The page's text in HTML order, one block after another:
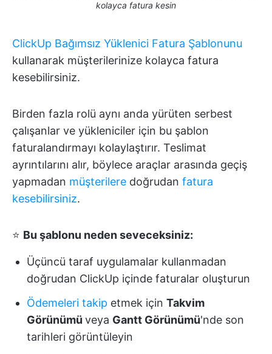
kolayca fatura kesin
ClickUp Bağımsız Yüklenici Fatura Şablonunu
kullanarak müşterilerinize kolayca fatura
kesebilirsiniz.
Birden fazla rolü aynı anda yürüten serbest
çalışanlar ve yükleniciler için bu şablon
faturalandırmayı kolaylaştırır. Teslimat
ayrıntılarını alır, böylece araçlar arasında geçiş
yapmadan müşterilere doğrudan fatura
kesebilirsiniz.
⭐ Bu şablonu neden seveceksiniz:
Üçüncü taraf uygulamalar kullanmadan
doğrudan ClickUp içinde faturalar oluşturun
Ödemeleri takip etmek için Takvim
Görünümü veya Gantt Görünümü'nde son
tarihleri görüntüleyin